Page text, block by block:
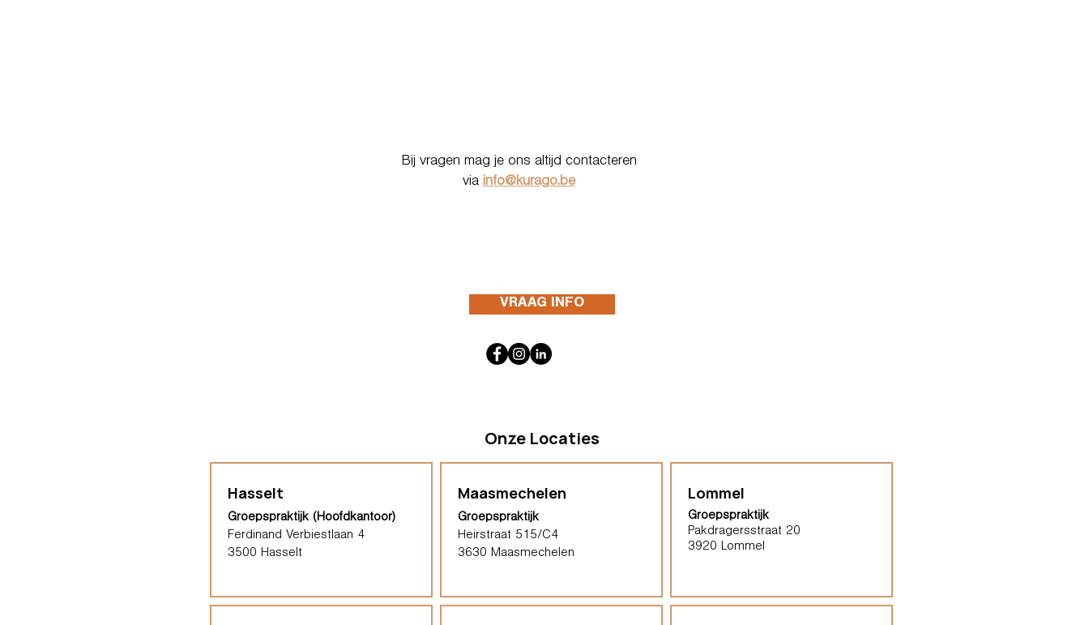
Bij vragen mag je ons altijd contacteren
viainfo@kurago.be
VRAAG INFO
Onze Locaties
Hasselt
Groepspraktijk (Hoofdkantoor)
Ferdinand Verbiestlaan 4
3500 Hasselt
Maasmechelen
Groepspraktijk
Heirstraat 515/C4
3630 Maasmechelen​
Lommel
Groepspraktijk
Pakdragersstraat 20
3920 Lommel